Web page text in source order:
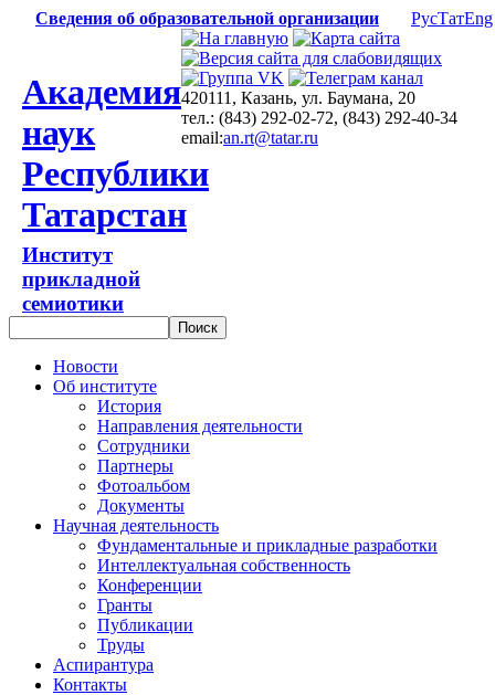
Сведения об образовательной организации РусТатEng
Академия
наук
Республики
Татарстан
Институт
прикладной
семиотики
420111, Казань, ул. Баумана, 20
тел.: (843) 292-02-72, (843) 292-40-34
email:an.rt@tatar.ru
Новости
Об институте
История
Направления деятельности
Сотрудники
Партнеры
Фотоальбом
Документы
Научная деятельность
Фундаментальные и прикладные разработки
Интеллектуальная собственность
Конференции
Гранты
Публикации
Труды
Аспирантура
Контакты